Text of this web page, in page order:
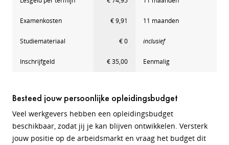
Examenkosten € 9,91 11 maanden
Studiemateriaal € 0 inclusief
Inschrijfgeld € 35,00 Eenmalig
Besteed jouw persoonlijke opleidingsbudget
Veel werkgevers hebben een opleidingsbudget
beschikbaar, zodat jij je kan blijven ontwikkelen. Versterk
jouw positie op de arbeidsmarkt en vraag het budget dit